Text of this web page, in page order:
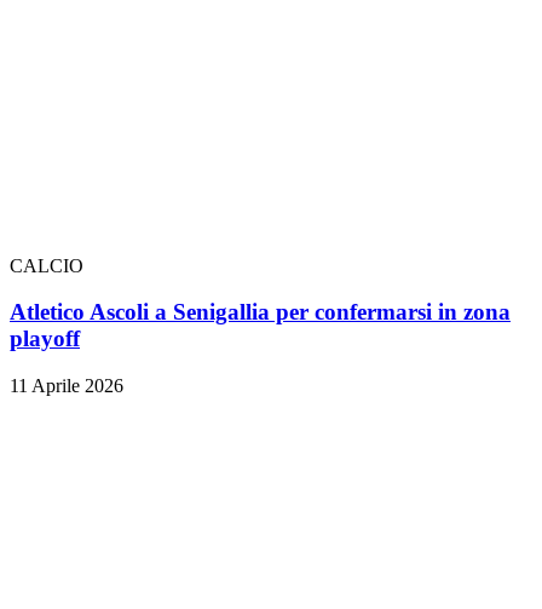
CALCIO
Atletico Ascoli a Senigallia per confermarsi in zona
playoff
11 Aprile 2026